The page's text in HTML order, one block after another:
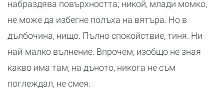
набраздява повърхността; никой, млади момко,
не може да избегне полъха на вятъра. Но в
дълбочина, нищо. Пълно спокойствие, тиня. Ни
най-малко вълнение. Впрочем, изобщо не зная
какво има там, на дъното, никога не съм
поглеждал, не смея.